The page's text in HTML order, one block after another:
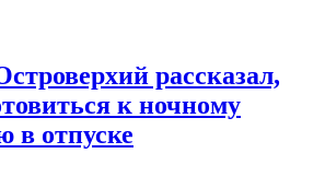
рассказал,
к ночному
в отпуске